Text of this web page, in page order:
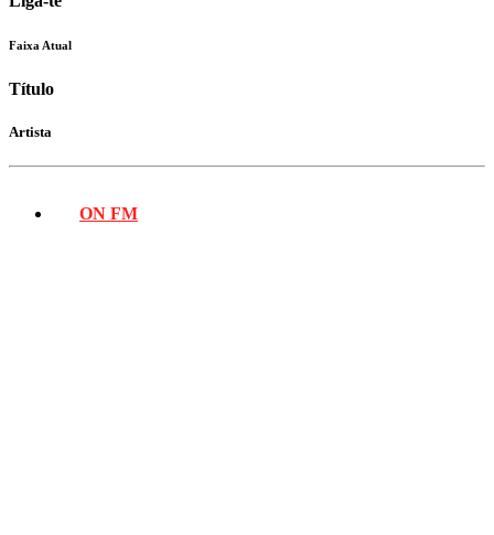
Faixa Atual
Título
Artista
ON FM